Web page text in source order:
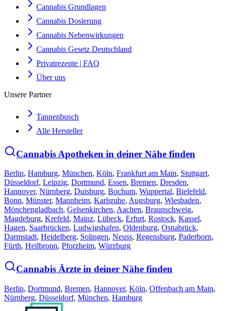
Cannabis Grundlagen
Cannabis Dosierung
Cannabis Nebenwirkungen
Cannabis Gesetz Deutschland
Privatrezepte | FAQ
Über uns
Unsere Partner
Tannenbusch
Alle Hersteller
Cannabis Apotheken in deiner Nähe finden
Berlin, Hamburg, München, Köln, Frankfurt am Main, Stuttgart,
Düsseldorf, Leipzig, Dortmund, Essen, Bremen, Dresden,
Hannover, Nürnberg, Duisburg, Bochum, Wuppertal, Bielefeld,
Bonn, Münster, Mannheim, Karlsruhe, Augsburg, Wiesbaden,
Mönchengladbach, Gelsenkirchen, Aachen, Braunschweig,
Magdeburg, Krefeld, Mainz, Lübeck, Erfurt, Rostock, Kassel,
Hagen, Saarbrücken, Ludwigshafen, Oldenburg, Osnabrück,
Darmstadt, Heidelberg, Solingen, Neuss, Regensburg, Paderborn,
Fürth, Heilbronn, Pforzheim, Würzburg
Cannabis Ärzte in deiner Nähe finden
Berlin, Dortmund, Bremen, Hannover, Köln, Offenbach am Main,
Nürnberg, Düsseldorf, München, Hamburg